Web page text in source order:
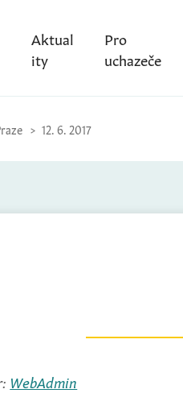
Aktual
ity
Pro
uchazeče
12. 6. 2017
WebAdmin